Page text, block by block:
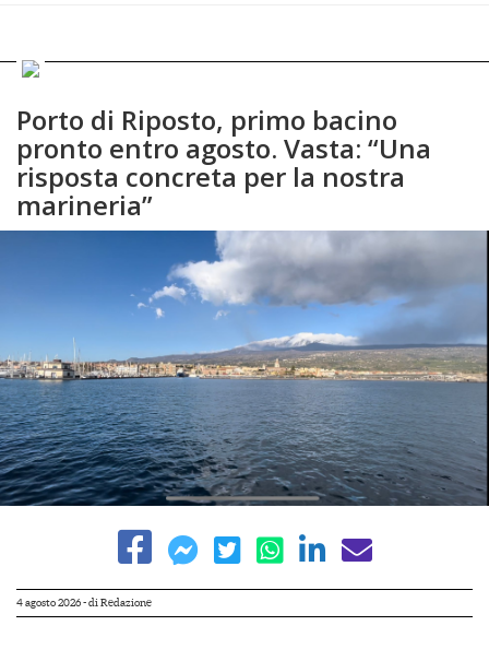
Porto di Riposto, primo bacino
pronto entro agosto. Vasta: “Una
risposta concreta per la nostra
marineria”
4 agosto 2026- di Redazione